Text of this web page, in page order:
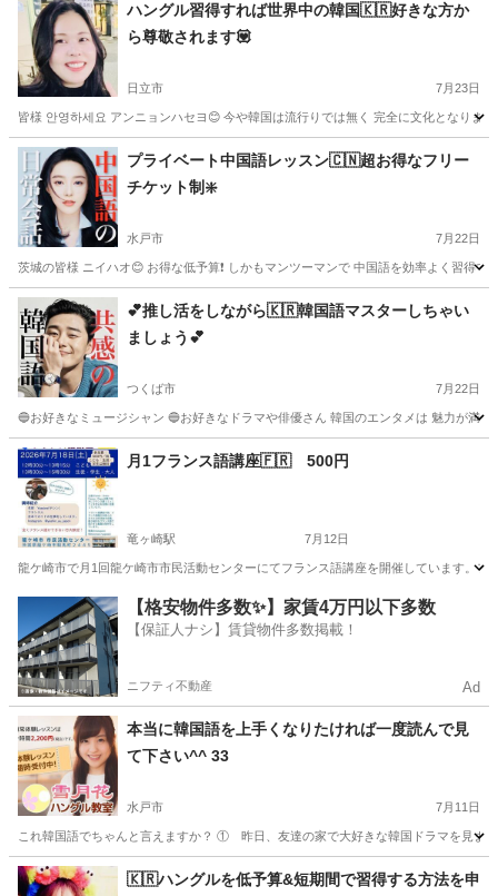
ハングル習得すれば世界中の韓国🇰🇷好きな方か
ら尊敬されます💟
日立市 7月23日
皆様 안영하세요 アンニョンハセヨ😊 今や韓国は流行りでは無く 完全に文化となりま
茨城 日立市 韓国語 レッスン
プライベート中国語レッスン🇨🇳超お得なフリー
チケット制❇️
水戸市 7月22日
茨城の皆様 ニイハオ😊 お得な低予算❗️ しかもマンツーマンで 中国語を効率よく習得
茨城 水戸市 中国語 レッスン
💕推し活をしながら🇰🇷韓国語マスターしちゃい
ましょう💕
つくば市 7月22日
🔵お好きなミュージシャン 🔵お好きなドラマや俳優さん 韓国のエンタメは 魅力が満
茨城 つくば市 韓国語 レッスン
月1フランス語講座🇫🇷 500円
竜ヶ崎駅 7月12日
龍ケ崎市で月1回龍ケ崎市市民活動センターにてフランス語講座を開催しています。
龍ケ崎市 竜ヶ崎駅 フランス語 子ども
【格安物件多数✨】家賃4万円以下多数
【保証人ナシ】賃貸物件多数掲載！
ニフティ不動産 Ad
本当に韓国語を上手くなりたければ一度読んで見
て下さい^^ 33
水戸市 7月11日
これ韓国語でちゃんと言えますか？ ① 昨日、友達の家で大好きな韓国ドラマを見ま
茨城 水戸市 韓国語 https
🇰🇷ハングルを低予算&短期間で習得する方法を申